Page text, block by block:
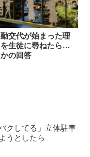
勤交代が始まった理
生徒に尋ねたら…
の回答
クしてる」立体駐車
うとしたら